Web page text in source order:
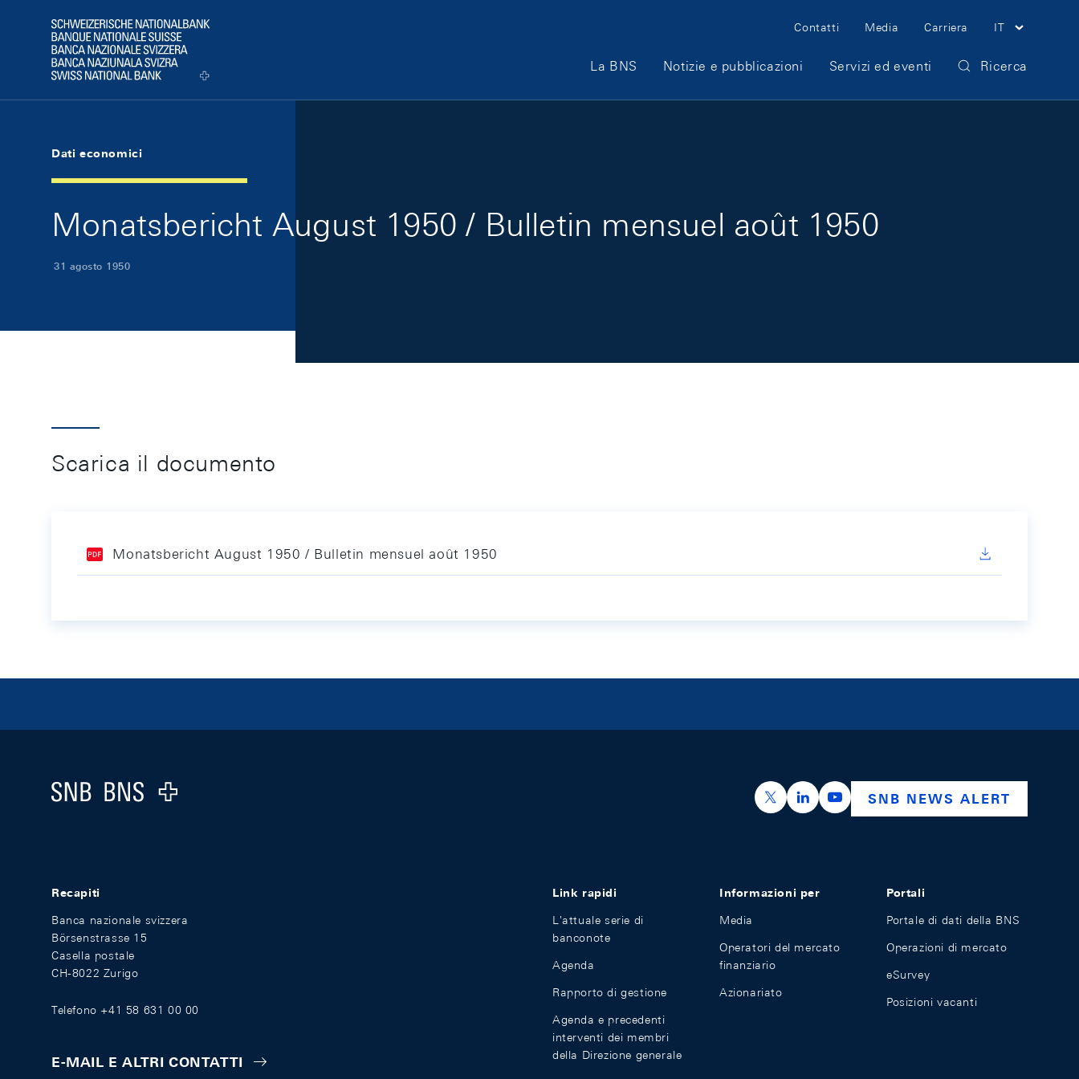
Logo
Meta Navigation
Contatti Media Carriera IT
Main Navigation
La BNS Notizie e pubblicazioni Servizi ed eventi Ricerca
Dati economici
Monatsbericht August 1950 / Bulletin mensuel août 1950
31 agosto 1950
Scarica il documento
Monatsbericht August 1950 / Bulletin mensuel août 1950
Logo
https://x.com/snb_bns
https://ch.linkedin.com/company/swiss-
https://www.youtube.com/
SNB NEWS ALERT
Recapiti
Banca nazionale svizzera
Börsenstrasse 15
Casella postale
CH-8022 Zurigo
Telefono +41 58 631 00 00
E-MAIL E ALTRI CONTATTI
Link rapidi
L'attuale serie di
banconote
Agenda
Rapporto di gestione
Agenda e precedenti
interventi dei membri
della Direzione generale
Informazioni per
Media
Operatori del mercato
finanziario
Azionariato
Portali
Portale di dati della BNS
Operazioni di mercato
eSurvey
Posizioni vacanti